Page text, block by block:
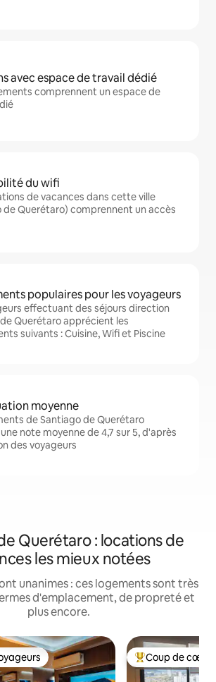
avec espace de travail dédié
comprennent un espace de
du wifi
de vacances dans cette ville
de Querétaro) comprennent un accès
populaires pour les voyageurs
effectuant des séjours direction
Querétaro apprécient les
suivants : Cuisine, Wifi et Piscine
moyenne
de Santiago de Querétaro
note moyenne de 4,7 sur 5, d'après
des voyageurs
Querétaro : locations de
les mieux notées
unanimes : ces logements sont très
d'emplacement, de propreté et
plus encore.
Coups de cœur
Coup de cœur